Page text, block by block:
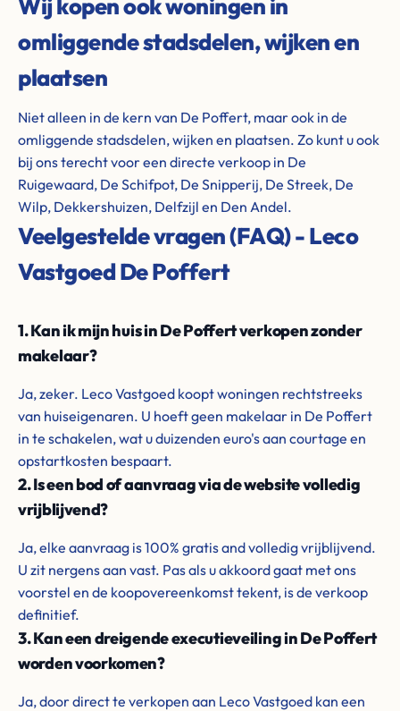
omliggende stadsdelen, wijken en
plaatsen
Niet alleen in de kern van De Poffert, maar ook in de
omliggende stadsdelen, wijken en plaatsen. Zo kunt u ook
bij ons terecht voor een directe verkoop in De
Ruigewaard, De Schifpot, De Snipperij, De Streek, De
Wilp, Dekkershuizen, Delfzijl en Den Andel.
Veelgestelde vragen (FAQ) - Leco
Vastgoed De Poffert
1. Kan ik mijn huis in De Poffert verkopen zonder
makelaar?
Ja, zeker. Leco Vastgoed koopt woningen rechtstreeks
van huiseigenaren. U hoeft geen makelaar in De Poffert
in te schakelen, wat u duizenden euro's aan courtage en
opstartkosten bespaart.
2. Is een bod of aanvraag via de website volledig
vrijblijvend?
Ja, elke aanvraag is 100% gratis and volledig vrijblijvend.
U zit nergens aan vast. Pas als u akkoord gaat met ons
voorstel en de koopovereenkomst tekent, is de verkoop
definitief.
3. Kan een dreigende executieveiling in De Poffert
worden voorkomen?
Ja, door direct te verkopen aan Leco Vastgoed kan een